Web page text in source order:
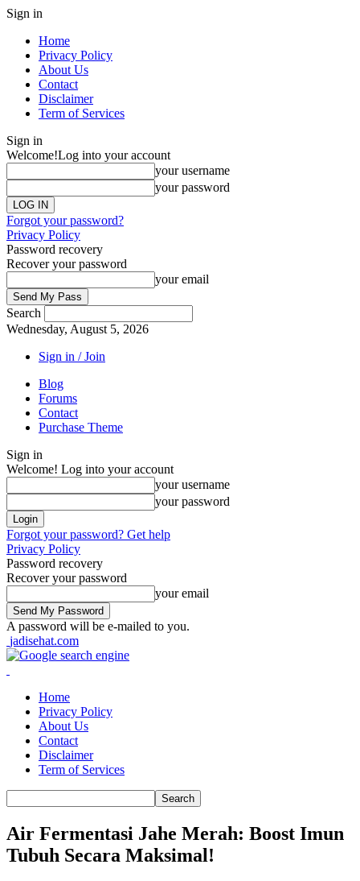
Sign in
Home
Privacy Policy
About Us
Contact
Disclaimer
Term of Services
Sign in
Welcome!Log into your account
your username
your password
Forgot your password?
Privacy Policy
Password recovery
Recover your password
your email
Search
Wednesday, August 5, 2026
Sign in / Join
Blog
Forums
Contact
Purchase Theme
Sign in
Welcome! Log into your account
your username
your password
Forgot your password? Get help
Privacy Policy
Password recovery
Recover your password
your email
A password will be e-mailed to you.
jadisehat.com
Home
Privacy Policy
About Us
Contact
Disclaimer
Term of Services
Air Fermentasi Jahe Merah: Boost Imun
Tubuh Secara Maksimal!